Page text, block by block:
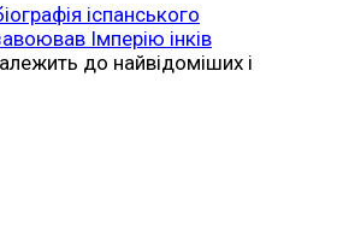
іспанського
Імперію інків
до найвідоміших і